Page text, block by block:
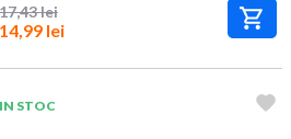
17,43 lei
14,99 lei
IN STOC